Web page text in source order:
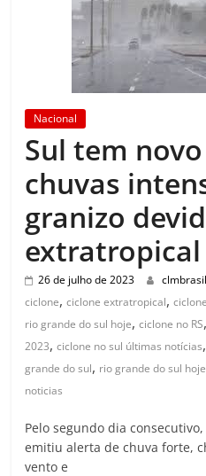
Nacional
Sul tem
chuvas
granizo
extratropical
26 de julho de 2023 clmbrasil
ciclone,ciclone extratropical,
rio grande do sul hoje,ciclone no RS
2023,ciclone no sul últimas notícias
grande do sul, rio grande do sul hoje
noticias
Pelo segundo dia
emitiu alerta de chuva forte,
vento e